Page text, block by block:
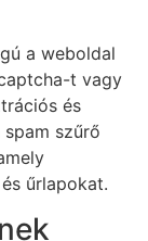
a weboldal
t vagy
és
szűrő
űrlapokat.